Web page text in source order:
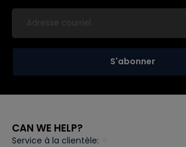
S'abonner
CAN WE HELP?
Service à la clientèle: